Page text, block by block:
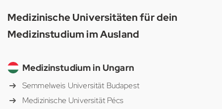
Medizinische Universitäten für dein
Medizinstudium im Ausland
Medizinstudium in Ungarn
Semmelweis Universität Budapest
Medizinische Universität Pécs